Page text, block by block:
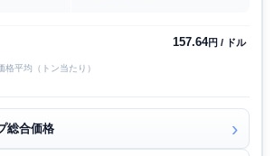
157.64円 / ドル
平均（トン当たり）
総合価格